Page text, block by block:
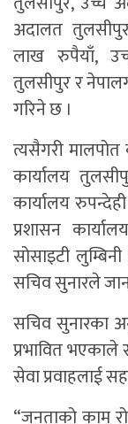
अदालत
लाख रुपैयाँ,
तुलसीपुर र
गरिने छ ।
त्यसैगरी
कार्यालय
कार्यालय
प्रशासन
सोसाइटी
सचिव सुनारले
सचिव सुनारका
प्रभावित भएकाले
सेवा प्रवाहलाई
“जनताको काम